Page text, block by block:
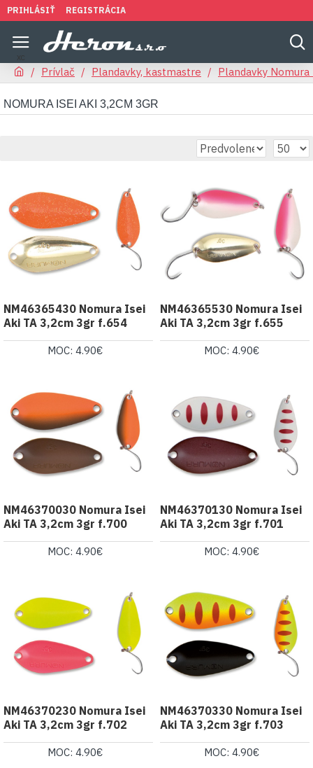
PRIHLÁSIŤ REGISTRÁCIA
Prívlač Plandavky, kastmastre Plandavky
NOMURA ISEI AKI 3,2CM 3GR
NM46365430 Nomura Isei
Aki TA 3,2cm 3gr f.654
MOC: 4.90€
NM46365530 Nomura Isei
Aki TA 3,2cm 3gr f.655
MOC: 4.90€
NM46370030 Nomura Isei
Aki TA 3,2cm 3gr f.700
MOC: 4.90€
NM46370130 Nomura Isei
Aki TA 3,2cm 3gr f.701
MOC: 4.90€
NM46370230 Nomura Isei
Aki TA 3,2cm 3gr f.702
MOC: 4.90€
NM46370330 Nomura Isei
Aki TA 3,2cm 3gr f.703
MOC: 4.90€